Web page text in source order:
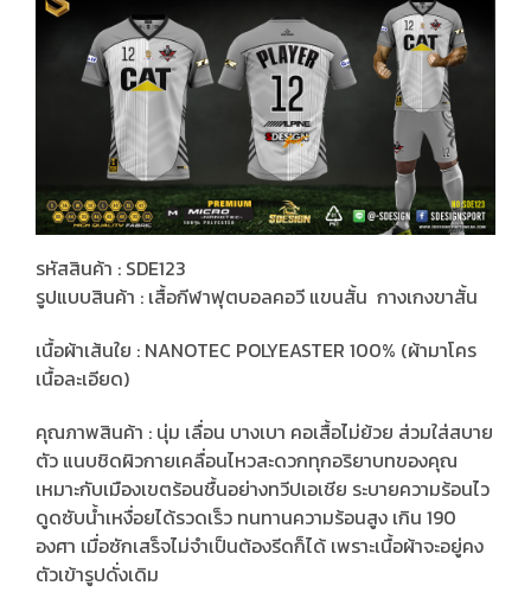
รหัสสินค้า : SDE123
รูปแบบสินค้า : เสื้อกีฬาฟุตบอลคอวี แขนสั้น กางเกงขาสั้น
เนื้อผ้าเส้นใย : NANOTEC POLYEASTER 100% (ผ้ามาโคร
เนื้อละเอียด)
คุณภาพสินค้า : นุ่ม เลื่อน บางเบา คอเสื้อไม่ย้วย ส่วมใส่สบาย
ตัว แนบชิดผิวกายเคลื่อนไหวสะดวกทุกอริยาบทของคุณ
เหมาะกับเมืองเขตร้อนชื้นอย่างทวีปเอเชีย ระบายความร้อนไว
ดูดซับน้ำเหงื่อยได้รวดเร็ว ทนทานความร้อนสูง เกิน 190
องศา เมื่อซักเสร็จไม่จำเป็นต้องรีดก็ได้ เพราะเนื้อผ้าจะอยู่คง
ตัวเข้ารูปดั่งเดิม